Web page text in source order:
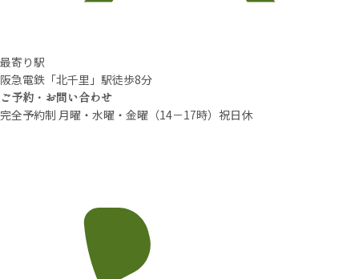
最寄り駅
阪急電鉄「北千里」駅徒歩8分
ご予約・お問い合わせ
完全予約制 月曜・水曜・金曜（14－17時）祝日休